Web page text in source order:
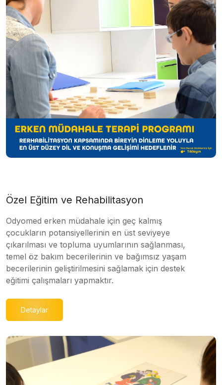
Özel Eğitim ve Rehabilitasyon
Odyomed erken müdahale için geç kalmış
çocukların potansiyellerinin en üst seviyeye
çıkarılması ve topluma uyumlarının sağlanması,
temel öz bakım becerilerinin ve bağımsız yaşam
becerilerinin geliştirilmesini sağlamak için destek
eğitimi çalışmaları yapmaktır.
Detaylar